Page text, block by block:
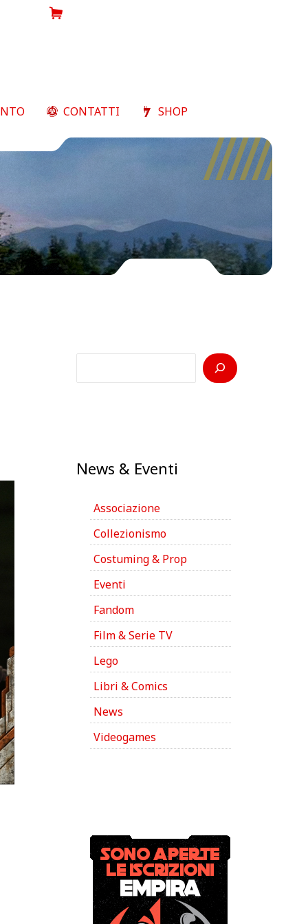
Shop
CONTATTI SHOP
e
News & Eventi
Associazione
Collezionismo
Costuming & Prop
Eventi
Fandom
Film & Serie TV
Lego
Libri & Comics
News
Videogames